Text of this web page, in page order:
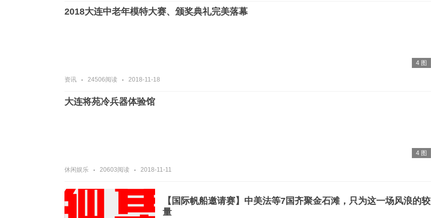
2018大连中老年模特大赛、颁奖典礼完美落幕
4 图
资讯 24506阅读 2018-11-18
大连将苑冷兵器体验馆
4 图
休闲娱乐 20603阅读 2018-11-11
【国际帆船邀请赛】中美法等7国齐聚金石滩，只为这一场风浪的较
量